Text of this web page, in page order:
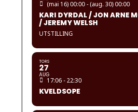
(mai 16) 00:00 - (aug. 30) 00:00
KARI DYRDAL / JON ARNE
/ JEREMY WELSH
UTSTILLING
TORS
27
AUG
17:06 - 22:30
KVELDSOPE